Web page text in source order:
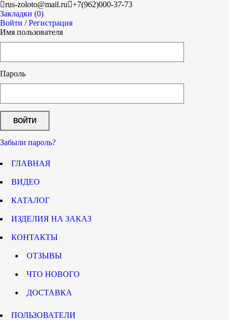
rus-zoloto@mail.ru
+7(962)000-37-73
Закладки (0)
Войти /Регистрация
Имя пользователя
Пароль
Забыли пароль?
ГЛАВНАЯ
ВИДЕО
КАТАЛОГ
ИЗДЕЛИЯ НА ЗАКАЗ
КОНТАКТЫ
ОТЗЫВЫ
ЧТО НОВОГО
ДОСТАВКА
ПОЛЬЗОВАТЕЛИ